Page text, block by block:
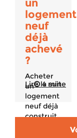
un
logement
neuf
déjà
achevé
?
Acheter
un
logement
neuf déjà
construit
Lire la suite
4 min